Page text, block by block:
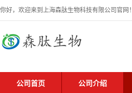
你好，欢迎来到上海森肽生物科技有限公司官网！
公司首页 公司介绍